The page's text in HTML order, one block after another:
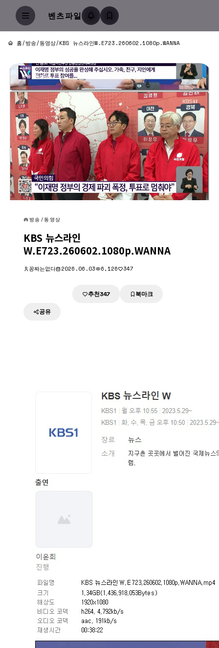
벤츠파일
홈/방송/동영상/KBS 뉴스라인W.E723.260602.1080p.WANNA
방송/동영상
방송/동영상
KBS 뉴스라인
W.E723.260602.1080p.WANNA
꽁짜는없다 2026.06.03 6,126 347
추천347 북마크
공유